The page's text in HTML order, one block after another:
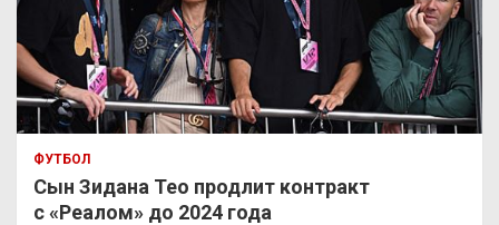
ФУТБОЛ
Сын Зидана Тео продлит контракт
с «Реалом» до 2024 года